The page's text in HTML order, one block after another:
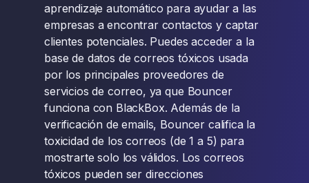
aprendizaje automático para ayudar a las
empresas a encontrar contactos y captar
clientes potenciales. Puedes acceder a la
base de datos de correos tóxicos usada
por los principales proveedores de
servicios de correo, ya que Bouncer
funciona con BlackBox. Además de la
verificación de emails, Bouncer califica la
toxicidad de los correos (de 1 a 5) para
mostrarte solo los válidos. Los correos
tóxicos pueden ser direcciones